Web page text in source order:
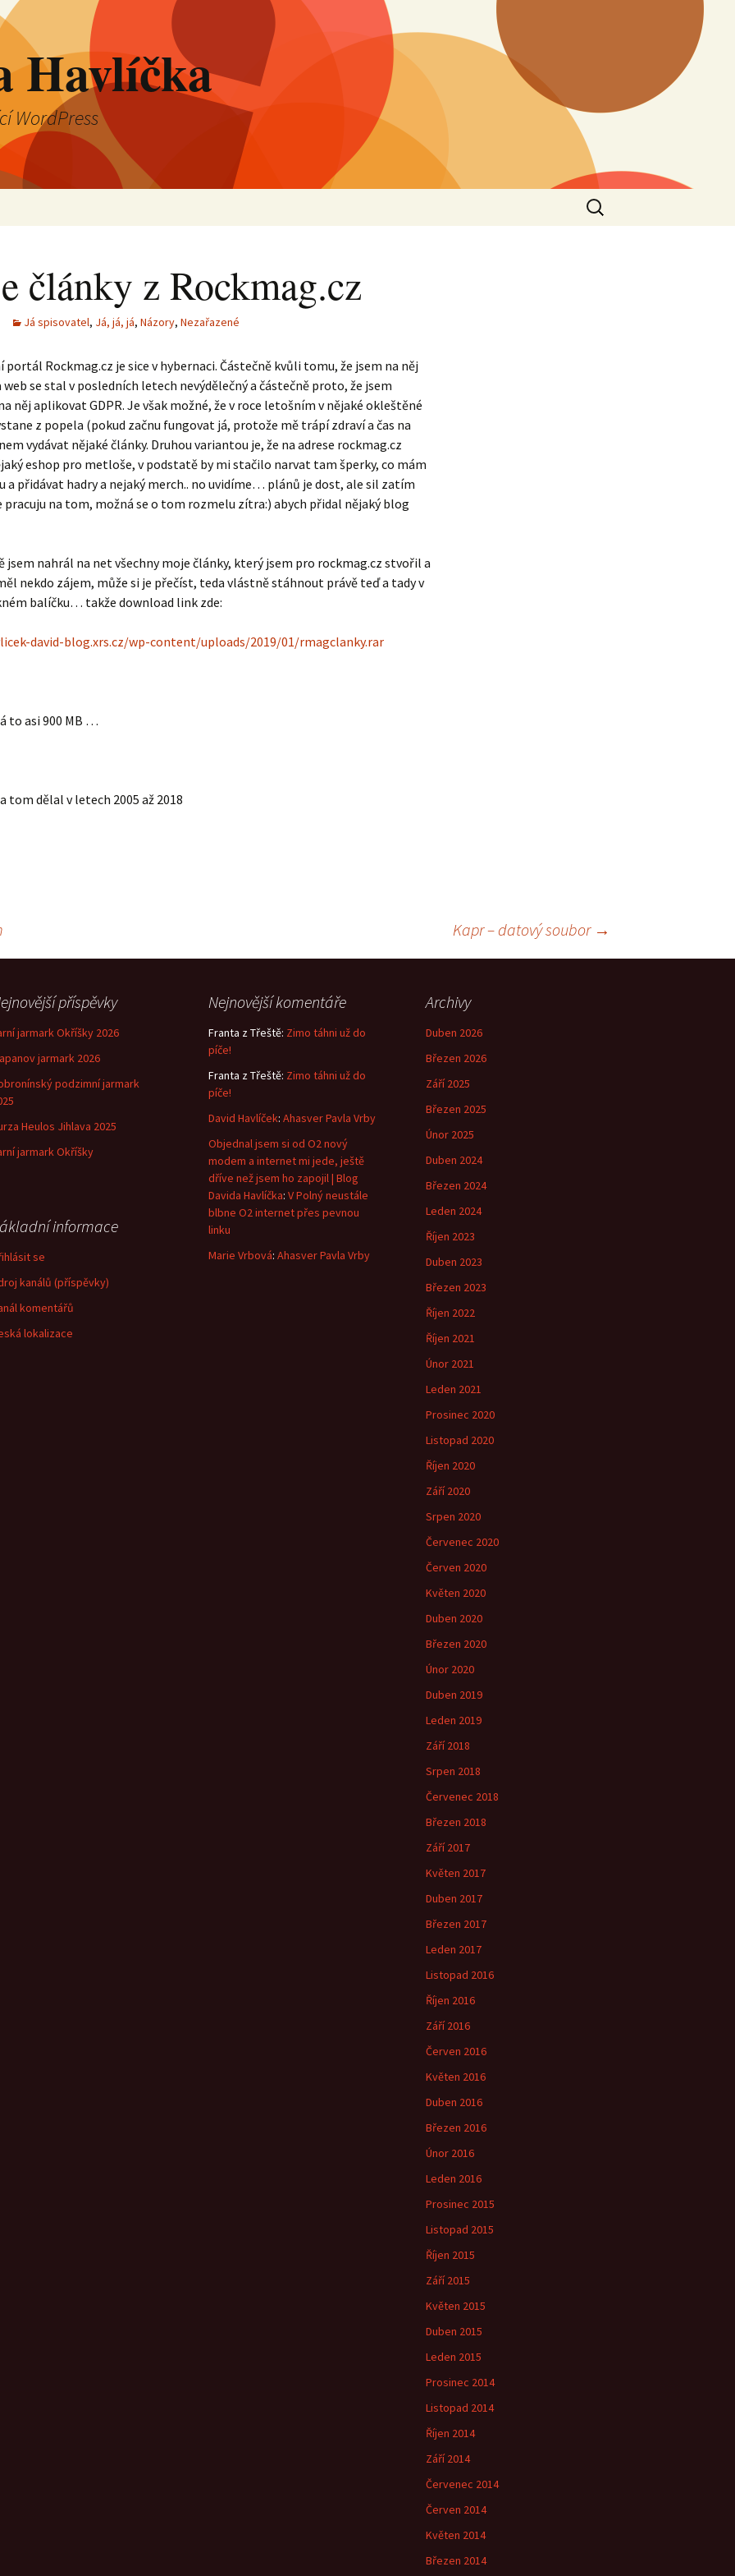
Havlíčka
WordPress
Vyhledávání
články z Rockmag.cz
Já spisovatel, Já, já, já, Názory, Nezařazené
portál Rockmag.cz je sice v hybernaci. Částečně kvůli tomu, že jsem na něj
web se stal v posledních letech nevýdělečný a částečně proto, že jsem
něj aplikovat GDPR. Je však možné, že v roce letošním v nějaké okleštěné
z popela (pokud začnu fungovat já, protože mě trápí zdraví a čas na
vydávat nějaké články. Druhou variantou je, že na adrese rockmag.cz
eshop pro metloše, v podstatě by mi stačilo narvat tam šperky, co mám
a přidávat hadry a nejaký merch.. no uvidíme… plánů je dost, ale sil zatím
pracuju na tom, možná se o tom rozmelu zítra:) abych přidal nějaký blog
jsem nahrál na net všechny moje články, který jsem pro rockmag.cz stvořil a
nekdo zájem, může si je přečíst, teda vlástně stáhnout právě teď a tady v
balíčku… takže download link zde:
david-blog.xrs.cz/wp-content/uploads/2019/01/rmagclanky.rar
to asi 900 MB …
tom dělal v letech 2005 až 2018
Kapr – datový soubor →
příspěvky
jarmark Okříšky 2026
jarmark 2026
podzimní jarmark
Heulos Jihlava 2025
jarmark Okříšky
Nejnovější komentáře
Franta z Třeště: Zimo táhni už do
píče!
Franta z Třeště: Zimo táhni už do
píče!
David Havlíček: Ahasver Pavla Vrby
Objednal jsem si od O2 nový
modem a internet mi jede, ještě
dříve než jsem ho zapojil | Blog
Davida Havlíčka: V Polný neustále
blbne O2 internet přes pevnou
linku
Marie Vrbová: Ahasver Pavla Vrby
Archivy
Duben 2026
Březen 2026
Září 2025
Březen 2025
Únor 2025
Duben 2024
Březen 2024
Leden 2024
Říjen 2023
Duben 2023
Březen 2023
Říjen 2022
Říjen 2021
Únor 2021
Leden 2021
Prosinec 2020
Listopad 2020
Říjen 2020
Září 2020
Srpen 2020
Červenec 2020
Červen 2020
Květen 2020
Duben 2020
Březen 2020
Únor 2020
Duben 2019
Leden 2019
Září 2018
Srpen 2018
Červenec 2018
Březen 2018
Září 2017
Květen 2017
Duben 2017
Březen 2017
Leden 2017
Listopad 2016
Říjen 2016
Září 2016
Červen 2016
Květen 2016
Duben 2016
Březen 2016
Únor 2016
Leden 2016
Prosinec 2015
Listopad 2015
Říjen 2015
Září 2015
Květen 2015
Duben 2015
Leden 2015
Prosinec 2014
Listopad 2014
Říjen 2014
Září 2014
Červenec 2014
Červen 2014
Květen 2014
Březen 2014
informace
se
kanálů (příspěvky)
komentářů
lokalizace